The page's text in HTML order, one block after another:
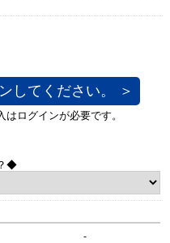
してください。 ＞
◆
-